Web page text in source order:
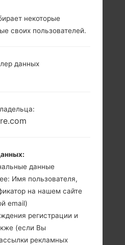
некоторые
своих пользователей.
данных
данные
Имя пользователя,
на нашем сайте
email)
регистрации и
(если Вы
рекламных